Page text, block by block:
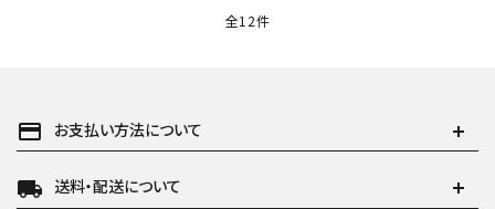
全12件
payment お支払い方法について
local_shipping 送料・配送について